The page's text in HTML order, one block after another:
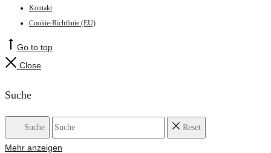
Kontakt
Cookie-Richtlinie (EU)
Go to top
Close
Suche
Suche Reset
Mehr anzeigen